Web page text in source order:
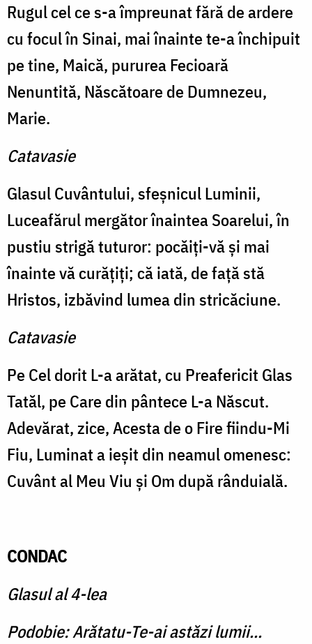
Rugul cel ce s-a împreunat fără de ardere
cu focul în Sinai, mai înainte te-a închipuit
pe tine, Maică, pururea Fecioară
Nenuntită, Născătoare de Dumnezeu,
Marie.
Catavasie
Glasul Cuvântului, sfeşnicul Luminii,
Luceafărul mergător înaintea Soarelui, în
pustiu strigă tuturor: pocăiţi-vă şi mai
înainte vă curăţiţi; că iată, de faţă stă
Hristos, izbăvind lumea din stricăciune.
Catavasie
Pe Cel dorit L-a arătat, cu Preafericit Glas
Tatăl, pe Care din pântece L-a Născut.
Adevărat, zice, Acesta de o Fire fiindu-Mi
Fiu, Luminat a ieşit din neamul omenesc:
Cuvânt al Meu Viu şi Om după rânduială.
CONDAC
Glasul al 4-lea
Podobie: Arătatu-Te-ai astăzi lumii...